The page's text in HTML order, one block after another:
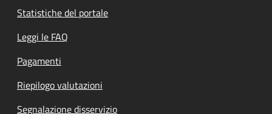
Statistiche del portale
Leggi le FAQ
Pagamenti
Riepilogo valutazioni
Segnalazione disservizio